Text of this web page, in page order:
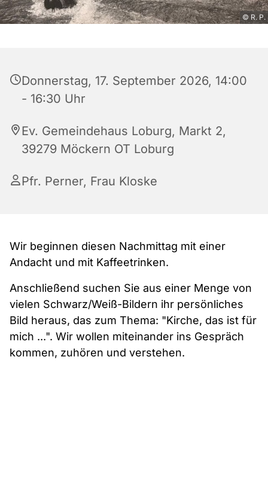
© R. P.
Donnerstag, 17. September 2026, 14:00
- 16:30 Uhr
Ev. Gemeindehaus Loburg, Markt 2,
39279 Möckern OT Loburg
Pfr. Perner, Frau Kloske
Wir beginnen diesen Nachmittag mit einer
Andacht und mit Kaffeetrinken.
Anschließend suchen Sie aus einer Menge von
vielen Schwarz/Weiß-Bildern ihr persönliches
Bild heraus, das zum Thema: "Kirche, das ist für
mich ...". Wir wollen miteinander ins Gespräch
kommen, zuhören und verstehen.